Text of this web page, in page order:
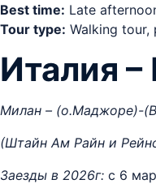
Best time: Late
Tour type: Walking
Италия
Милан – (о.Маджоре)-
(Штайн Ам Райн и
Заезды в 2026г: c 6